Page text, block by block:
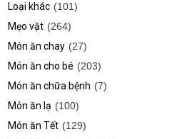
Loại khác (101)
Mẹo vặt (264)
Món ăn chay (27)
Món ăn cho bé (203)
Món ăn chữa bệnh (7)
Món ăn lạ (100)
Món ăn Tết (129)